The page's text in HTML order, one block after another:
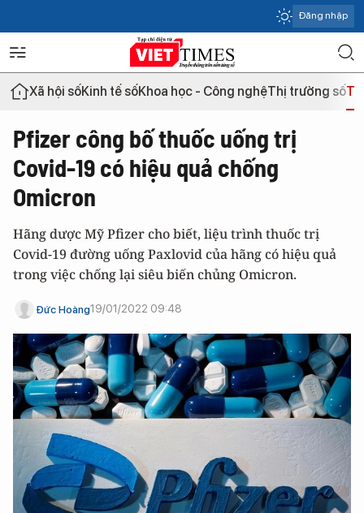
Đăng nhập
Xã hội sốKinh tế sốKhoa học - Công nghệThị trường số
Pfizer công bố thuốc uống trị
Covid-19 có hiệu quả chống
Omicron
Hãng dược Mỹ Pfizer cho biết, liệu trình thuốc trị
Covid-19 đường uống Paxlovid của hãng có hiệu quả
trong việc chống lại siêu biến chủng Omicron.
Đức Hoàng19/01/2022 09:48